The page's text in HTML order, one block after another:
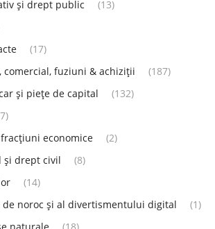
și drept public
(13)
(17)
comercial, fuziuni & achiziții
(187)
și piețe de capital
(132)
economice
(2)
și drept civil
(8)
(14)
noroc și al divertismentului digital
(1)
naturale
(18)